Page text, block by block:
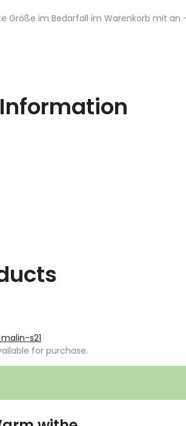
Größe im Bedarfall im Warenkorb mit an
for purchase.